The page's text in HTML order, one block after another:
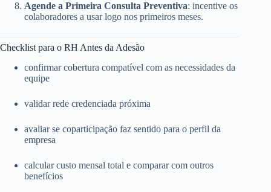
Agende a Primeira Consulta Preventiva: incentive os
colaboradores a usar logo nos primeiros meses.
Checklist para o RH Antes da Adesão
confirmar cobertura compatível com as necessidades da
equipe
validar rede credenciada próxima
avaliar se coparticipação faz sentido para o perfil da
empresa
calcular custo mensal total e comparar com outros
benefícios